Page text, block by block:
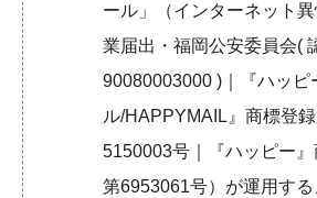
ール」（インターネット
業届出・福岡公安委員会(
90080003000 )｜『ハッピ
ル/HAPPYMAIL』商標登
5150003号｜『ハッピー
第6953061号）が運用す